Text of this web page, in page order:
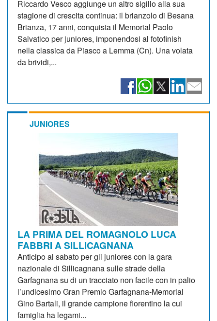
Riccardo Vesco aggiunge un altro sigillo alla sua
stagione di crescita continua: il brianzolo di Besana
Brianza, 17 anni, conquista il Memorial Paolo
Salvatico per juniores, imponendosi al fotofinish
nella classica da Piasco a Lemma (Cn). Una volata
da brividi,...
JUNIORES
LA PRIMA DEL ROMAGNOLO LUCA
FABBRI A SILLICAGNANA
Anticipo al sabato per gli juniores con la gara
nazionale di Sillicagnana sulle strade della
Garfagnana su di un tracciato non facile con in palio
l’undicesimo Gran Premio Garfagnana-Memorial
Gino Bartali, il grande campione fiorentino la cui
famiglia ha legami...